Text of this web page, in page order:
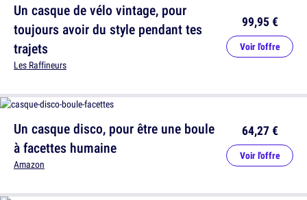
Un casque de vélo vintage, pour
toujours avoir du style pendant tes
trajets
Les Raffineurs
99,95 €
Voir l'offre
Un casque disco, pour être une boule
à facettes humaine
Amazon
64,27 €
Voir l'offre